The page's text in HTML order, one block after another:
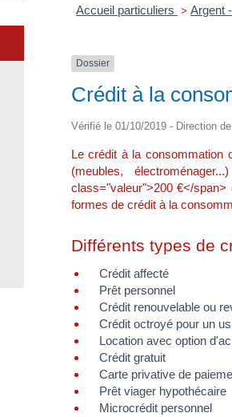
Accueil particuliers > Argent
Dossier
Crédit à la
Vérifié le 01/10/2019 - Direction
Le crédit à la consommation
(meubles,
class="valeur">200 €</
formes de crédit à la
Différents types de
Crédit affecté
Prêt personnel
Crédit renouvelable ou
Crédit octroyé pour un
Location avec option
Crédit gratuit
Carte privative de
Prêt viager hypothécaire
Microcrédit personnel